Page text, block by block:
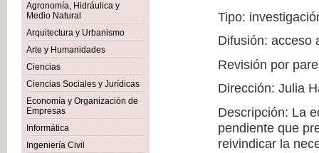
Agronomía, Hidráulica y
Medio Natural
Arquitectura y Urbanismo
Arte y Humanidades
Ciencias
Ciencias Sociales y Jurídicas
Economía y Organización de
Empresas
Informática
Ingeniería Civil
Tipo:
Difusión: acceso
Revisión por
Dirección: Julia
Descripción: La
pendiente que
reivindicar la